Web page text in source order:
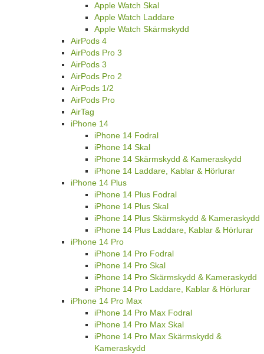
Apple Watch Skal
Apple Watch Laddare
Apple Watch Skärmskydd
AirPods 4
AirPods Pro 3
AirPods 3
AirPods Pro 2
AirPods 1/2
AirPods Pro
AirTag
iPhone 14
iPhone 14 Fodral
iPhone 14 Skal
iPhone 14 Skärmskydd & Kameraskydd
iPhone 14 Laddare, Kablar & Hörlurar
iPhone 14 Plus
iPhone 14 Plus Fodral
iPhone 14 Plus Skal
iPhone 14 Plus Skärmskydd & Kameraskydd
iPhone 14 Plus Laddare, Kablar & Hörlurar
iPhone 14 Pro
iPhone 14 Pro Fodral
iPhone 14 Pro Skal
iPhone 14 Pro Skärmskydd & Kameraskydd
iPhone 14 Pro Laddare, Kablar & Hörlurar
iPhone 14 Pro Max
iPhone 14 Pro Max Fodral
iPhone 14 Pro Max Skal
iPhone 14 Pro Max Skärmskydd &
Kameraskydd